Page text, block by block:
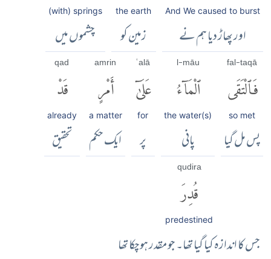
And We caused to burst
اور پھاڑ دیا ہم نے
the earth
زمین کو
(with) springs
چشموں میں
fal-taqā
فَٱلْتَقَى
so met
پس مل گیا
l-māu
ٱلْمَآءُ
the water(s)
پانی
ʿalā
عَلَىٰٓ
for
پر
amrin
أَمْرٍ
a matter
ایک حکم
qad
قَدْ
already
تحقیق
qudira
قُدِرَ
predestined
جس کا اندازہ کیا گیا تھا۔ جو مقدر ہوچکا تھا